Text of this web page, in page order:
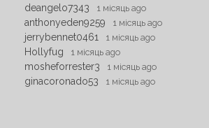
deangelo7343 1 місяць ago
anthonyeden9259 1 місяць ago
jerrybennet0461 1 місяць ago
Hollyfug 1 місяць ago
mosheforrester3 1 місяць ago
ginacoronado53 1 місяць ago